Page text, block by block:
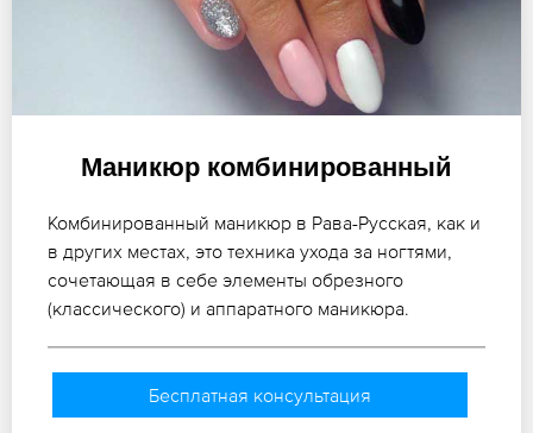
Маникюр комбинированный
Комбинированный маникюр в Рава-Русская, как и
в других местах, это техника ухода за ногтями,
сочетающая в себе элементы обрезного
(классического) и аппаратного маникюра.
Бесплатная консультация